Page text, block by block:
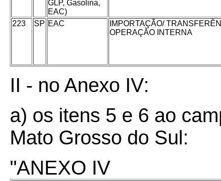
GLP, Gasolina,
EAC)
223 SP EAC
IMPORTAÇÃO/
OPERAÇÃO INTERNA
II - no Anexo IV:
a) os itens 5 e 6 ao
Mato Grosso do Sul:
"ANEXO IV